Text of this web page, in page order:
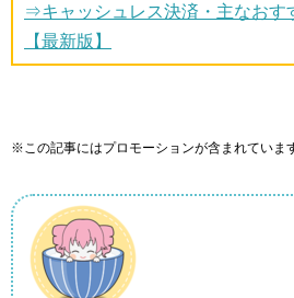
⇒キャッシュレス決済・主なおす
【最新版】
※この記事にはプロモーションが含まれていま